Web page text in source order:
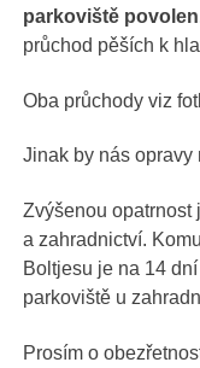
parkoviště
průchod pěších k
Oba průchody viz
Jinak by nás opravy
Zvýšenou opatrnost
a zahradnictví.
Boltjesu je na 14
parkoviště u
Prosím o